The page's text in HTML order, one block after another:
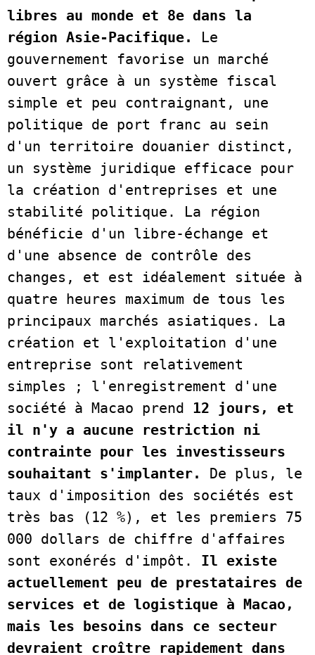
libres au monde et 8e dans la
région Asie-Pacifique.
Le
gouvernement favorise un marché
ouvert grâce à un système fiscal
simple et peu contraignant, une
politique de port franc au sein
d'un territoire douanier distinct,
un système juridique efficace pour
la création d'entreprises et une
stabilité politique. La région
bénéficie d'un libre-échange et
d'une absence de contrôle des
changes, et est idéalement située à
quatre heures maximum de tous les
principaux marchés asiatiques. La
création et l'exploitation d'une
entreprise sont relativement
simples ; l'enregistrement d'une
société à Macao prend 12 jours, et
il n'y a aucune restriction ni
contrainte pour les investisseurs
souhaitant s'implanter.
De plus, le
taux d'imposition des sociétés est
très bas (12 %), et les premiers 75
000 dollars de chiffre d'affaires
sont exonérés d'impôt.
Il existe
actuellement peu de prestataires de
services et de logistique à Macao,
mais les besoins dans ce secteur
devraient croître rapidement dans